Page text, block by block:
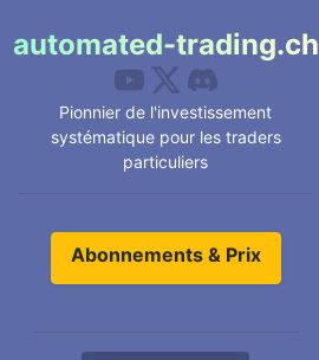
automated-trading.ch
Pionnier de l'investissement
systématique pour les traders
particuliers
Abonnements & Prix